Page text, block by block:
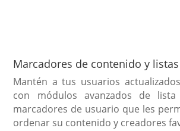
Marcadores de contenido y
Mantén a tus usuarios
con módulos avanzados de
marcadores de usuario que les
ordenar su contenido y creadores